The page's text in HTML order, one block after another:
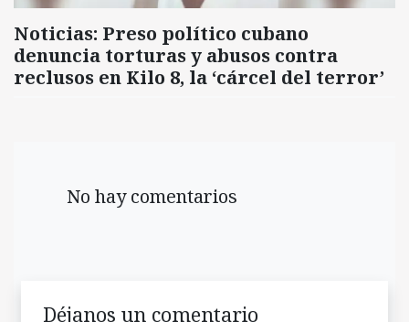
Noticias: Preso político cubano
denuncia torturas y abusos contra
reclusos en Kilo 8, la ‘cárcel del terror’
No hay comentarios
Déjanos un comentario